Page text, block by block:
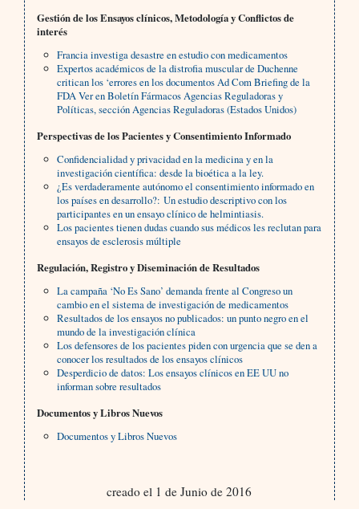
Gestión de los Ensayos clínicos, Metodología y Conflictos de
interés
Francia investiga desastre en estudio con medicamentos
Expertos académicos de la distrofia muscular de Duchenne
critican los ‘errores en los documentos Ad Com Briefing de la
FDA Ver en Boletín Fármacos Agencias Reguladoras y
Políticas, sección Agencias Reguladoras (Estados Unidos)
Perspectivas de los Pacientes y Consentimiento Informado
Confidencialidad y privacidad en la medicina y en la
investigación científica: desde la bioética a la ley.
¿Es verdaderamente autónomo el consentimiento informado en
los países en desarrollo?: Un estudio descriptivo con los
participantes en un ensayo clínico de helmintiasis.
Los pacientes tienen dudas cuando sus médicos les reclutan para
ensayos de esclerosis múltiple
Regulación, Registro y Diseminación de Resultados
La campaña ‘No Es Sano’ demanda frente al Congreso un
cambio en el sistema de investigación de medicamentos
Resultados de los ensayos no publicados: un punto negro en el
mundo de la investigación clínica
Los defensores de los pacientes piden con urgencia que se den a
conocer los resultados de los ensayos clínicos
Desperdicio de datos: Los ensayos clínicos en EE UU no
informan sobre resultados
Documentos y Libros Nuevos
Documentos y Libros Nuevos
creado el 1 de Junio de 2016